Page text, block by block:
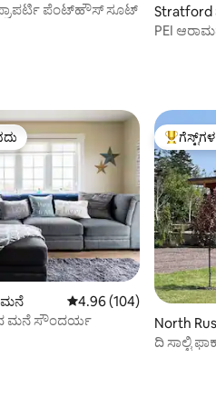
ಪೆಂಟ್‌ಹೌಸ್ ಸೂಟ್
Stratford
PEI
ಮನೆ 5 ರಲ್ಲಿ 4.96 ಸರಾಸರಿ
4.96 (104)
ಮನೆ ಸೌಂದರ್ಯ
ಗೆಸ್ಟ್‌ಗಳಿಗೆ
North
ದಿ ಸಾಲ್ಟಿ